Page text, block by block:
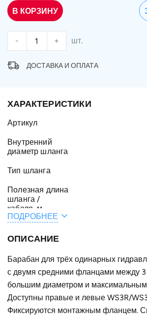
В КОРЗИНУ
- + шт.
ДОСТАВКА И ОПЛАТА
ХАРАКТЕРИСТИКИ
Артикул
Внутренний
диаметр шланга
Тип шланга
Полезная длина
шланга /
кабеля, м
шланга /
A, мм
F, мм
E, мм
ПОДРОБНЕЕ
ОПИСАНИЕ
Барабан для трёх одинарных
с двумя средними фланцами между
большим диаметром и
Доступны правые и левые WS3R/
Фиксируются монтажным фланцем.